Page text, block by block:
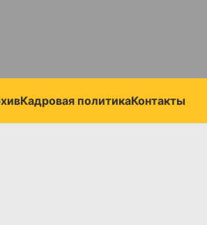
Кадровая политикаКонтакты